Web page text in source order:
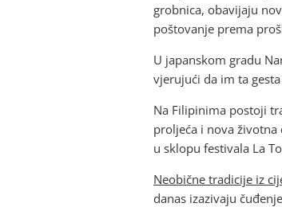
grobnica, obavijaju
poštovanje prema
U japanskom gradu
vjerujući da im ta
Na Filipinima postoji
proljeća i nova životna
u sklopu festivala La
Neobične tradicije iz
danas izazivaju